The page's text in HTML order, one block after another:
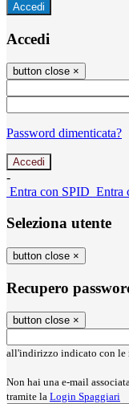
Accedi
Accedi
button close ×
Password dimenticata?
-
Entra con SPID Entra
Seleziona utente
button close ×
Recupero
button close ×
all'indirizzo indicato con le
Non hai una e-mail
tramite la Login Spaggiari